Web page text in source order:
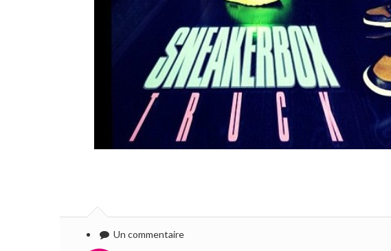
Un commentaire